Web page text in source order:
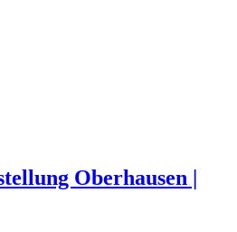
Oberhausen |